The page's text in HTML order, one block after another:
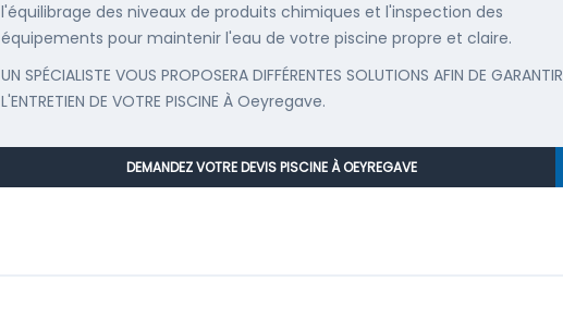
l'équilibrage des niveaux de produits chimiques et l'inspection des
équipements pour maintenir l'eau de votre piscine propre et claire.
UN SPÉCIALISTE VOUS PROPOSERA DIFFÉRENTES SOLUTIONS AFIN DE GARANTIR
L'ENTRETIEN DE VOTRE PISCINE À Oeyregave.
DEMANDEZ VOTRE DEVIS PISCINE À OEYREGAVE